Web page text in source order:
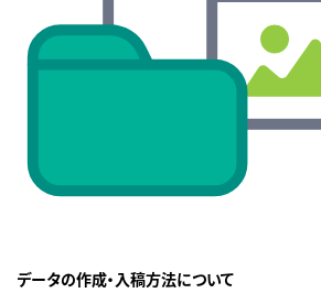
データの作成・入稿方法について